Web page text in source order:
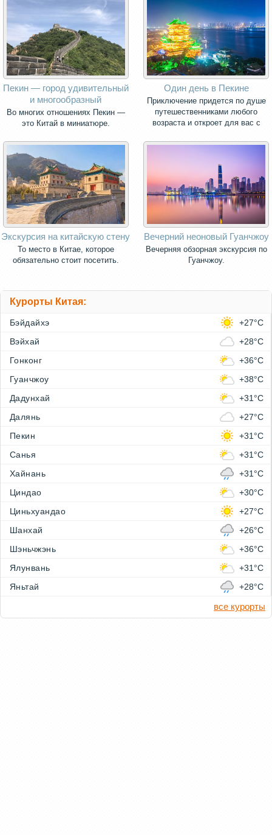
Пекин — город удивительный
и многообразный
Во многих отношениях Пекин —
это Китай в миниатюре.
Один день в Пекине
Приключение придется по душе
путешественниками любого
возраста и откроет для вас с
Экскурсия на китайскую стену
То место в Китае, которое
обязательно стоит посетить.
Вечерний неоновый Гуанчжоу
Вечерняя обзорная экскурсия по
Гуанчжоу.
Курорты Китая:
Бэйдайхэ
+27°C
Вэйхай
+28°C
Гонконг
+36°C
Гуанчжоу
+38°C
Дадунхай
+31°C
Далянь
+27°C
Пекин
+31°C
Санья
+31°C
Хайнань
+31°C
Циндао
+30°C
Циньхуандао
+27°C
Шанхай
+26°C
Шэньчжэнь
+36°C
Ялунвань
+31°C
Яньтай
+28°C
все курорты